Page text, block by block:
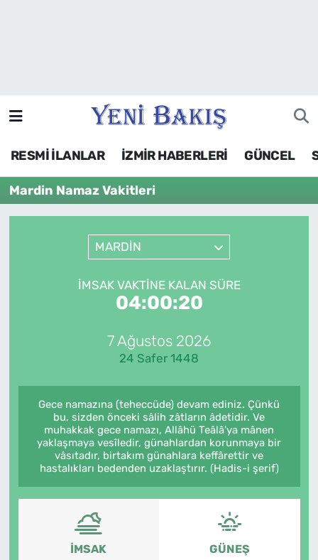
RESMİ İLANLAR İZMİR HABERLERİ GÜNCEL
Mardin Namaz Vakitleri
MARDİN
İMSAK VAKTINE KALAN SÜRE
04:00:20
7 Ağustos 2026
24 Safer 1448
Gece namazına (teheccüde) devam ediniz. Çünkü
bu, sizden önceki sâlih zâtların âdetidir. Ve
muhakkak gece namazı, Allâhü Teâlâ'ya mânen
yaklaşmaya vesîledir, günahlardan korunmaya bir
vâsıtadır, birtakım günahlara keffârettir ve
hastalıkları bedenden uzaklaştırır. (Hadis-i şerif)
İMSAK GÜNEŞ
Siyaset
Asayiş / Polis-Adliye